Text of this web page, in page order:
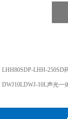
LHH80SDP-LHH-250SD
DWJ10LDWJ-10L声光一